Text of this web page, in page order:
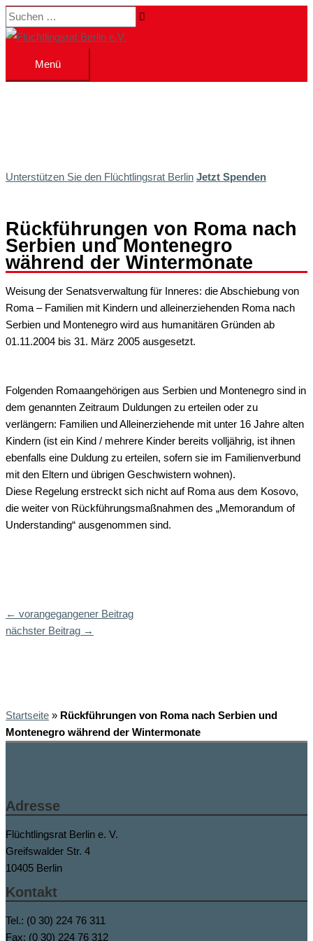
Zum
Inhalt
Suchen …
Menü
Menü
Unterstützen Sie den Flüchtlingsrat Berlin Jetzt Spenden
Rückführungen von Roma nach
Serbien und Montenegro
während der Wintermonate
Weisung der Senatsverwaltung für Inneres: die Abschiebung von
Roma – Familien mit Kindern und alleinerziehenden Roma nach
Serbien und Montenegro wird aus humanitären Gründen ab
01.11.2004 bis 31. März 2005 ausgesetzt.
Folgenden Romaangehörigen aus Serbien und Montenegro sind in
dem genannten Zeitraum Duldungen zu erteilen oder zu
verlängern: Familien und Alleinerziehende mit unter 16 Jahre alten
Kindern (ist ein Kind / mehrere Kinder bereits volljährig, ist ihnen
ebenfalls eine Duldung zu erteilen, sofern sie im Familienverbund
mit den Eltern und übrigen Geschwistern wohnen).
Diese Regelung erstreckt sich nicht auf Roma aus dem Kosovo,
die weiter von Rückführungsmaßnahmen des „Memorandum of
Understanding“ ausgenommen sind.
← vorangegangener Beitrag
nächster Beitrag →
Startseite » Rückführungen von Roma nach Serbien und
Montenegro während der Wintermonate
Adresse
Flüchtlingsrat Berlin e. V.
Greifswalder Str. 4
10405 Berlin
Kontakt
Tel.: (0 30) 224 76 311
Fax: (0 30) 224 76 312